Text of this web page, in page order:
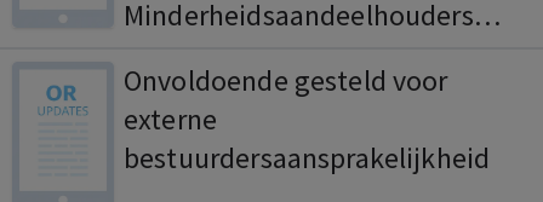
Minderheidsaandeelhouders
bestuur om de strategie te
bepalen. Verschil van mening AV
heeft geen negatief effect op
Onvoldoende gesteld voor
externe
bestuurdersaansprakelijkheid